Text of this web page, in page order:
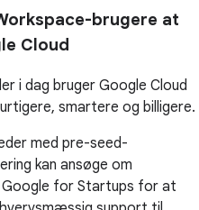
brugere at
Cloud
i dag bruger Google Cloud
smartere og billigere.
med pre-seed-
kan ansøge om
for Startups for at